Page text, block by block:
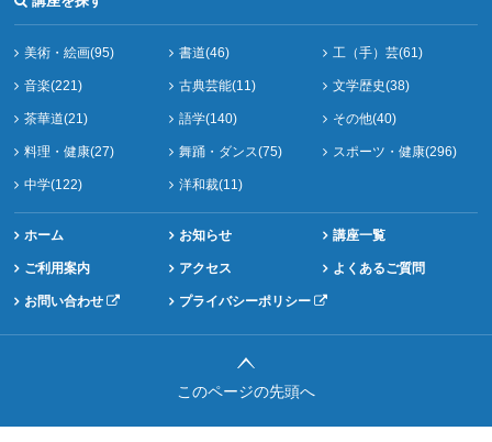
美術・絵画(95) 書道(46) 工（手）芸(61)
音楽(221) 古典芸能(11) 文学歴史(38)
茶華道(21) 語学(140) その他(40)
料理・健康(27) 舞踊・ダンス(75) スポーツ・健康(296)
中学(122) 洋和裁(11)
ホーム お知らせ 講座一覧
ご利用案内 アクセス よくあるご質問
お問い合わせ プライバシーポリシー
このページの先頭へ